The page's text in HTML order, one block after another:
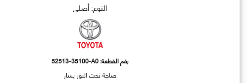
النوع: أصلي
رقم القطعة:52513-35100-A0
صاجة تحت النور يسار